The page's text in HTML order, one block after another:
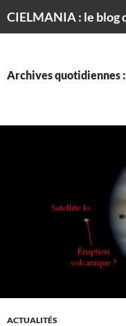
Archives quotidiennes :
ACTUALITÉS